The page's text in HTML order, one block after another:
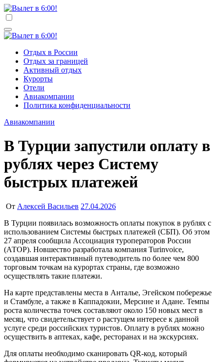
Перейти
к
Генеральный директор: Чернокоз Ольга Валерьевна
Учредитель ООО "Клуб регионов", ИНН 6685155934
Генеральный директор: Чернокоз Ольга Валерьевна
info@gosrf.ru +7 (495) 920-51-49
Отдых в России
Отдых за границей
Активный отдых
Курорты
Отели
Авиакомпании
Политика конфиденциальности
Авиакомпании
В Турции запустили оплату в
рублях через Систему
быстрых платежей
От Алексей Васильев 27.04.2026
В Турции появилась возможность оплаты покупок в рублях с
использованием Системы быстрых платежей (СБП). Об этом
27 апреля сообщила Ассоциация туроператоров России
(АТОР). Новшество разработала компания Turinvoice,
создавшая интерактивный путеводитель по более чем 800
торговым точкам на курортах страны, где возможно
осуществлять такие платежи.
На карте представлены места в Анталье, Эгейском побережье
и Стамбуле, а также в Каппадокии, Мерсине и Адане. Темпы
роста количества точек составляют около 150 новых мест в
месяц, что свидетельствует о растущем интересе к данной
услуге среди российских туристов. Оплату в рублях можно
осуществить в аптеках, кафе, ресторанах и на экскурсиях.
Для оплаты необходимо сканировать QR-код, который